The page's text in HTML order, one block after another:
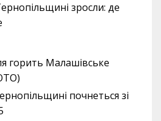
зросли: де
горить Малашівське
почнеться зі